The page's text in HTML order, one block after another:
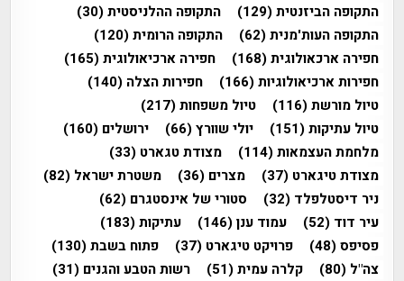
התקופה הביזנטית(129) התקופה ההלניסטית(30)
התקופה העות'מנית(62) התקופה הרומית(120)
חפירה ארכאולוגית(168) חפירה ארכיאולוגית(165)
חפירות ארכיאולוגיות(166) חפירות הצלה (140)
טיול מורשת(116) טיול משפחות(217)
טיול עתיקות(151) יולי שוורץ(66) ירושלים (160)
מלחמת העצמאות(114) מצודת טגארט (33)
מצודת טיגארט (37) מצרים (36) משטרת ישראל (82)
ניר דיסטלפלד (32) סטורי של אינסטגרם (62)
עיר דוד (52) עמוד ענן(146) עתיקות(183)
פסיפס(48) פרויקט טיגארט (37) פתוח בשבת(130)
צה"ל (80) קלרה עמית(51) רשות הטבע והגנים (31)